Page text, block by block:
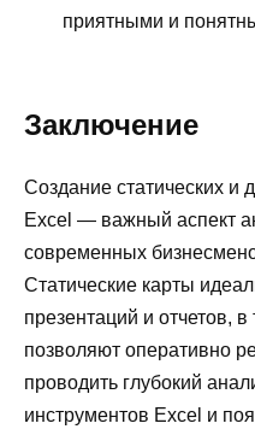
приятными и
Заключение
Создание статических и
Excel — важный аспект
современных
Статические карты
презентаций и отчетов,
позволяют оперативно
проводить глубокий
инструментов Excel и